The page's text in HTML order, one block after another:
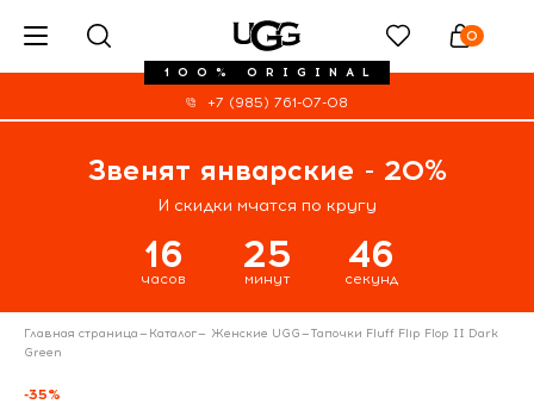
100% ORIGINAL
0
+7 (985) 761-07-08
Звенят январские - 20%
И скидки мчатся по кругу
16
часов
25
минут
46
секунд
Главная страница— Каталог— Женские UGG—Тапочки Fluff Flip Flop II Dark
Green
-35%